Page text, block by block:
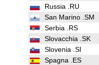
Russia .RU
San Marino .SM
Serbia .RS
Slovacchia .SK
Slovenia .SI
Spagna .ES